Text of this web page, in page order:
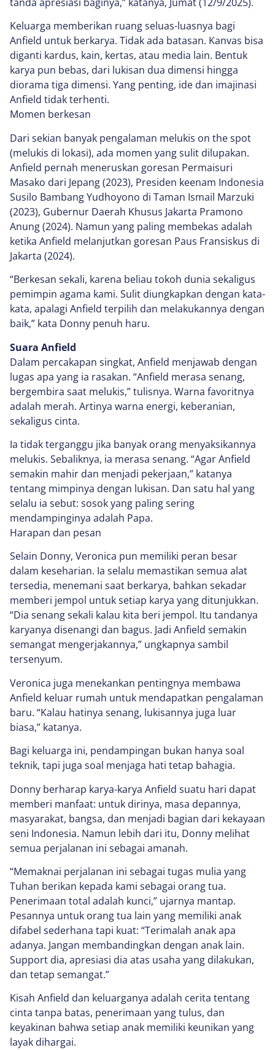
Keluarga memberikan ruang seluas-luasnya bagi
Anfield untuk berkarya. Tidak ada batasan. Kanvas bisa
diganti kardus, kain, kertas, atau media lain. Bentuk
karya pun bebas, dari lukisan dua dimensi hingga
diorama tiga dimensi. Yang penting, ide dan imajinasi
Anfield tidak terhenti.
Momen berkesan
Dari sekian banyak pengalaman melukis on the spot
(melukis di lokasi), ada momen yang sulit dilupakan.
Anfield pernah meneruskan goresan Permaisuri
Masako dari Jepang (2023), Presiden keenam Indonesia
Susilo Bambang Yudhoyono di Taman Ismail Marzuki
(2023), Gubernur Daerah Khusus Jakarta Pramono
Anung (2024). Namun yang paling membekas adalah
ketika Anfield melanjutkan goresan Paus Fransiskus di
Jakarta (2024).
“Berkesan sekali, karena beliau tokoh dunia sekaligus
pemimpin agama kami. Sulit diungkapkan dengan kata-
kata, apalagi Anfield terpilih dan melakukannya dengan
baik,” kata Donny penuh haru.
Suara Anfield
Dalam percakapan singkat, Anfield menjawab dengan
lugas apa yang ia rasakan. “Anfield merasa senang,
bergembira saat melukis,” tulisnya. Warna favoritnya
adalah merah. Artinya warna energi, keberanian,
sekaligus cinta.
Ia tidak terganggu jika banyak orang menyaksikannya
melukis. Sebaliknya, ia merasa senang. “Agar Anfield
semakin mahir dan menjadi pekerjaan,” katanya
tentang mimpinya dengan lukisan. Dan satu hal yang
selalu ia sebut: sosok yang paling sering
mendampinginya adalah Papa.
Harapan dan pesan
Selain Donny, Veronica pun memiliki peran besar
dalam keseharian. Ia selalu memastikan semua alat
tersedia, menemani saat berkarya, bahkan sekadar
memberi jempol untuk setiap karya yang ditunjukkan.
“Dia senang sekali kalau kita beri jempol. Itu tandanya
karyanya disenangi dan bagus. Jadi Anfield semakin
semangat mengerjakannya,” ungkapnya sambil
tersenyum.
Veronica juga menekankan pentingnya membawa
Anfield keluar rumah untuk mendapatkan pengalaman
baru. “Kalau hatinya senang, lukisannya juga luar
biasa,” katanya.
Bagi keluarga ini, pendampingan bukan hanya soal
teknik, tapi juga soal menjaga hati tetap bahagia.
Donny berharap karya-karya Anfield suatu hari dapat
memberi manfaat: untuk dirinya, masa depannya,
masyarakat, bangsa, dan menjadi bagian dari kekayaan
seni Indonesia. Namun lebih dari itu, Donny melihat
semua perjalanan ini sebagai amanah.
“Memaknai perjalanan ini sebagai tugas mulia yang
Tuhan berikan kepada kami sebagai orang tua.
Penerimaan total adalah kunci,” ujarnya mantap.
Pesannya untuk orang tua lain yang memiliki anak
difabel sederhana tapi kuat: “Terimalah anak apa
adanya. Jangan membandingkan dengan anak lain.
Support dia, apresiasi dia atas usaha yang dilakukan,
dan tetap semangat.”
Kisah Anfield dan keluarganya adalah cerita tentang
cinta tanpa batas, penerimaan yang tulus, dan
keyakinan bahwa setiap anak memiliki keunikan yang
layak dihargai.